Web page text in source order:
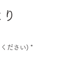
ル
ださい) *